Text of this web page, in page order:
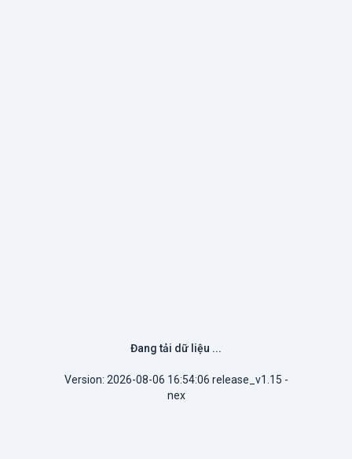
Đang tải dữ liệu ...
Version: 2026-08-06 16:54:06 release_v1.15 -
nex